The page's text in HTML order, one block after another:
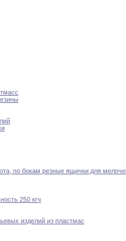
по бокам резные ящички для
250 кгч
изделий из пластмас